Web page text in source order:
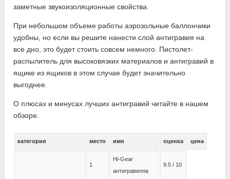
заметные звукоизоляционные свойства.
При небольшом объеме работы аэрозольные баллончики
удобны, но если вы решите нанести слой антигравия на
все дно, это будет стоить совсем немного. Пистолет-
распылитель для высоковязких материалов и антигравий в
ящике из ящиков в этом случае будет значительно
выгоднее.
О плюсах и минусах лучших антигравий читайте в нашем
обзоре.
категория место имя оценка цена
1
Hi-Gear
антигравилла
9.5 / 10